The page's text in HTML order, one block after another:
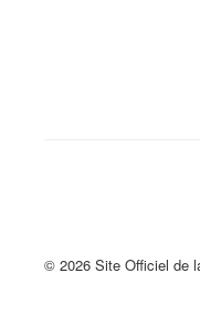
© 2026 Site Officiel de